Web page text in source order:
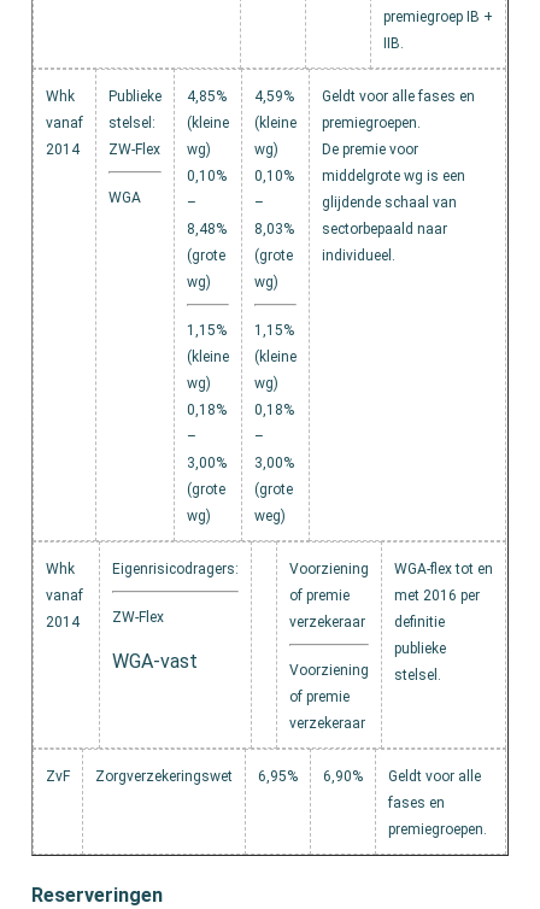
premiegroep IB +
IIB.
Whk
vanaf
2014
Publieke
stelsel:
ZW-Flex
WGA
4,85%
(kleine
wg)
0,10%
–
8,48%
(grote
wg)
1,15%
(kleine
wg)
0,18%
–
3,00%
(grote
wg)
4,59%
(kleine
wg)
0,10%
–
8,03%
(grote
wg)
1,15%
(kleine
wg)
0,18%
–
3,00%
(grote
weg)
Geldt voor alle fases en
premiegroepen.
De premie voor
middelgrote wg is een
glijdende schaal van
sectorbepaald naar
individueel.
Whk
vanaf
2014
Eigenrisicodragers:
ZW-Flex
WGA-vast
Voorziening
of premie
verzekeraar
Voorziening
of premie
verzekeraar
WGA-flex tot en
met 2016 per
definitie
publieke
stelsel.
ZvF Zorgverzekeringswet 6,95% 6,90%
Geldt voor alle
fases en
premiegroepen.
Reserveringen